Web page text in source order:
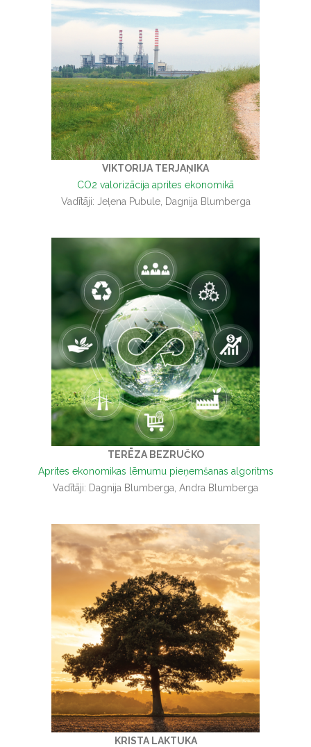
VIKTORIJA TERJAŅIKA
CO2 valorizācija aprites ekonomikā
Vadītāji: Jeļena Pubule, Dagnija Blumberga
TERĒZA BEZRUČKO
Aprites ekonomikas lēmumu pieņemšanas algoritms
Vadītāji: Dagnija Blumberga, Andra Blumberga
KRISTA LAKTUKA